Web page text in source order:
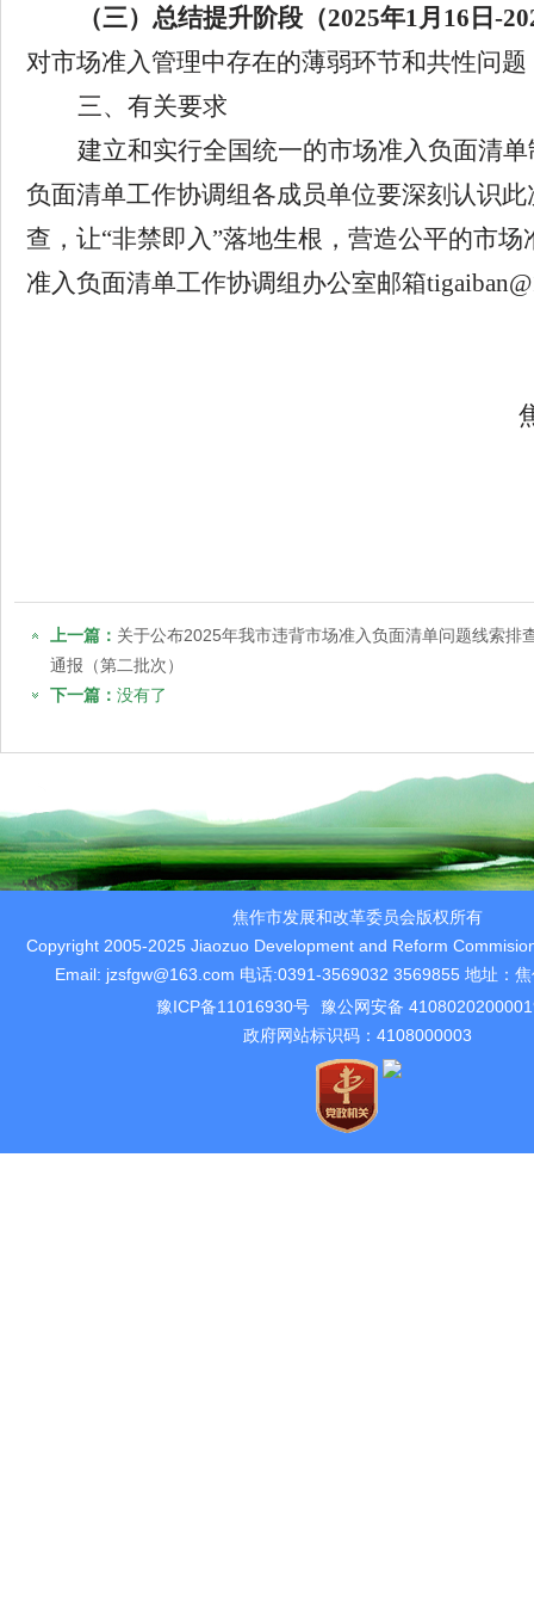
（三）总结提升阶段（2025年1月 16 日 -
对市场准入管理中存在的薄弱环节和共性问
三、有关要求
建立和实行全国统一的市场准入负面清单
负面清单工作协调组各成员单位要深刻认识
查， 让“非禁即入”落地生根 ， 营造公平的市场
准入负面清单工作协调组 办公室邮箱
上一篇： 关于公布2025年我市违背市场准入负面清单问题线索排
通报（第二批次）
下一篇： 没有了
焦作市发展和改革委员会版权所有
Copyright 2005-2025 Jiaozuo Development and Reform
Email: jzsfgw@163.com 电话:0391-3569032 3569855 地址：
豫ICP备11016930号 豫公网安备
政府网站标识码：4108000003